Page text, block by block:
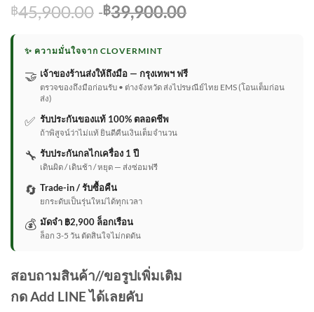
฿45,900.00 Original
price
was:
฿39,900.00Current
✨ ความมั่นใจจาก CLOVERMINT
🤝 เจ้าของร้านส่งให้ถึงมือ — กรุงเทพฯ ฟรี
ตรวจของถึงมือก่อนรับ • ต่างจังหวัด ส่งไปรษณีย์ไทย EMS (โอนเต็มก่อน
ส่ง)
✅ รับประกันของแท้ 100% ตลอดชีพ
ถ้าพิสูจน์ว่าไม่แท้ ยินดีคืนเงินเต็มจำนวน
🔧 รับประกันกลไกเครื่อง 1 ปี
เดินผิด / เดินช้า / หยุด — ส่งซ่อมฟรี
🔄 Trade-in / รับซื้อคืน
ยกระดับเป็นรุ่นใหม่ได้ทุกเวลา
💰 มัดจำ ฿2,900 ล็อกเรือน
ล็อก 3-5 วัน ตัดสินใจไม่กดดัน
สอบถามสินค้า//ขอรูปเพิ่มเติม
กด Add LINE ได้เลยคับ